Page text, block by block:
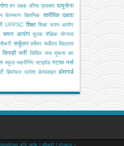
वन रक्षक वरिष्ठ प्रवक्ता वायुसेना
वेतनमान वैज्ञानिक
शारीरिक दक्षता
UPPSC शिक्षा शिक्षा चयन आयोग
चयन आयोग शुल्क शैक्षिक योग्यता
सर्कुलर सर्वेयर सर्वोदय विद्यालय
सिपाही भर्ती सिविल जज सूचना का
स्कूल स्क्रीनिंग स्टाइपेंड स्टाफ नर्स
हिमांचल प्रदेश हेल्पलाइन होमगार्ड